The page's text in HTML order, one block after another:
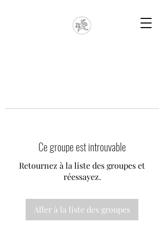
Ce groupe est introuvable
Retournez à la liste des groupes et
réessayez.
Aller à la liste des groupes